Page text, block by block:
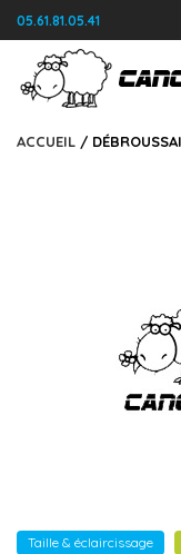
05.61.81.05.41
ACCUEIL /
Taille & éclaircissage